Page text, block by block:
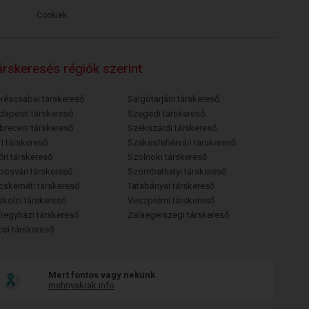
Cookiek
régiók szerint
társkereső
társkereső
társkereső
társkereső
társkereső
társkereső
társkereső
társkereső
társkereső
társkereső
Salgótarjáni társkereső
Szegedi társkereső
Szekszárdi társkereső
Székesfehérvári társkereső
Szolnoki társkereső
Szombathelyi társkereső
Tatabányai társkereső
Veszprémi társkereső
Zalaegerszegi társkereső
Mert fontos vagy nekünk
mehnyakrak.info